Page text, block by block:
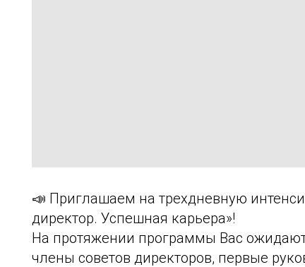
📣 Приглашаем на трехдневную
директор. Успешная карьера»!
На протяжении программы Вас
члены советов директоров, первые